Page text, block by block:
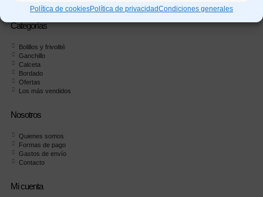
Política de cookiesPolítica de privacidadCondiciones generales
Categorías
Bolillos y frivolité
Ganchillo
Calceta
Bordado
Ofertas
Los más vendidos
Nosotros
Quienes somos
Formas de pago
Gastos de envío
Contacto
Mi cuenta